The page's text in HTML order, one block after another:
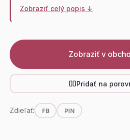
Zobraziť celý popis ↓
Zobraziť v
Pridať na
Zdieľať: FB PIN